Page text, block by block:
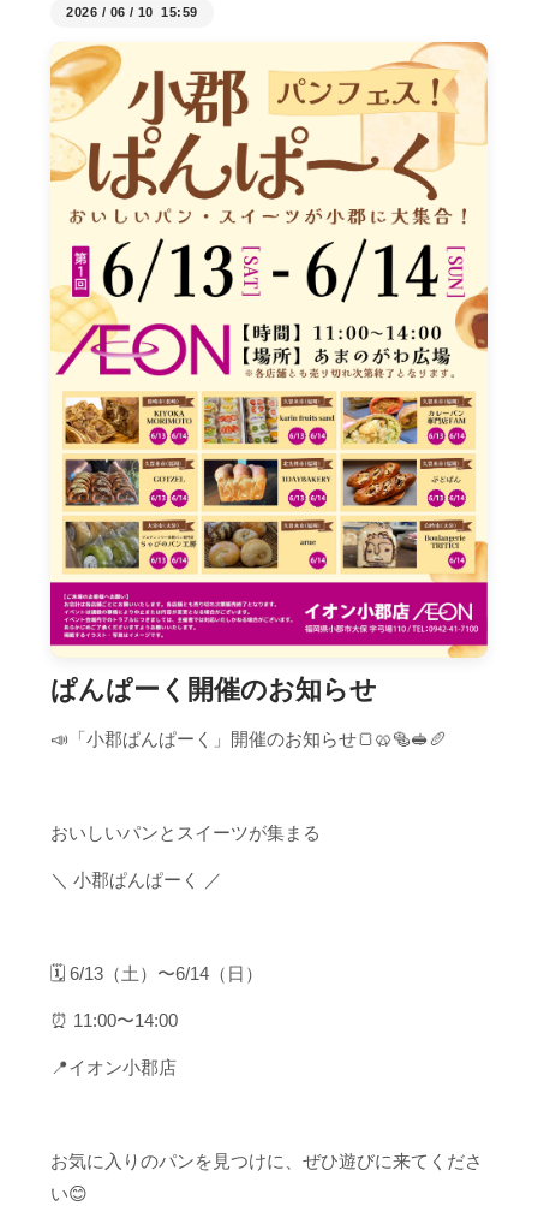
2026 / 06 / 10 15:59
ぱんぱーく開催のお知らせ
📣「小郡ぱんぱーく」開催のお知らせ🍞🥨🥯🥪🥖
おいしいパンとスイーツが集まる
＼ 小郡ぱんぱーく ／
🗓 6/13（土）〜6/14（日）
⏰ 11:00〜14:00
📍イオン小郡店
お気に入りのパンを見つけに、ぜひ遊びに来てくださ
い😊